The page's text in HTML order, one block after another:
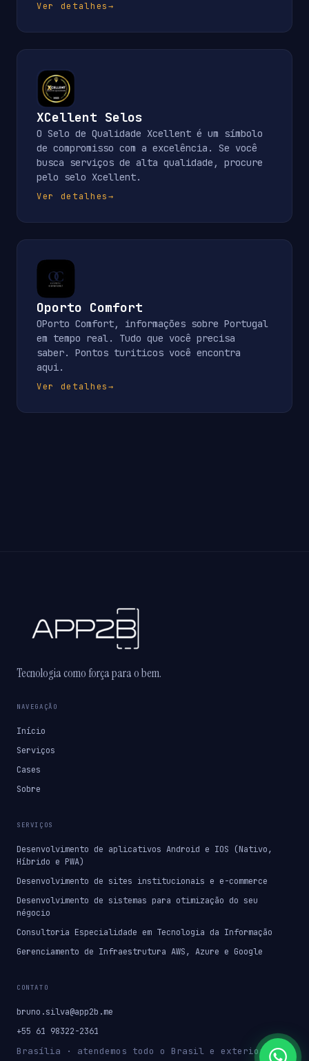
Ver detalhes→
XCellent Selos
O Selo de Qualidade Xcellent é um símbolo
de compromisso com a excelência. Se você
busca serviços de alta qualidade, procure
pelo selo Xcellent.
Ver detalhes→
Oporto Comfort
OPorto Comfort, informações sobre Portugal
em tempo real. Tudo que você precisa
saber. Pontos turiticos você encontra
aqui.
Ver detalhes→
Tecnologia como força para o bem.
NAVEGAÇÃO
Início
Serviços
Cases
Sobre
SERVIÇOS
Desenvolvimento de aplicativos Android e IOS (Nativo,
Híbrido e PWA)
Desenvolvimento de sites institucionais e e-commerce
Desenvolvimento de sistemas para otimização do seu
négocio
Consultoria Especialidade em Tecnologia da Informação
Gerenciamento de Infraestrutura AWS, Azure e Google
CONTATO
bruno.silva@app2b.me
+55 61 98322-2361
Brasília · atendemos todo o Brasil e exterior